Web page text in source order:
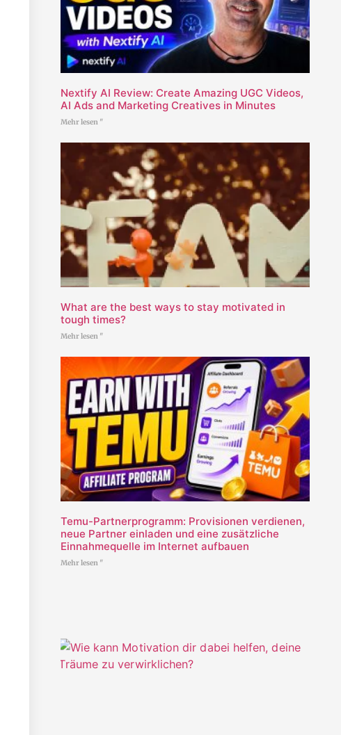
Nextify AI Review: Create Amazing UGC Videos,
AI Ads and Marketing Creatives in Minutes
Mehr lesen "
What are the best ways to stay motivated in
tough times?
Mehr lesen "
Temu-Partnerprogramm: Provisionen verdienen,
neue Partner einladen und eine zusätzliche
Einnahmequelle im Internet aufbauen
Mehr lesen "